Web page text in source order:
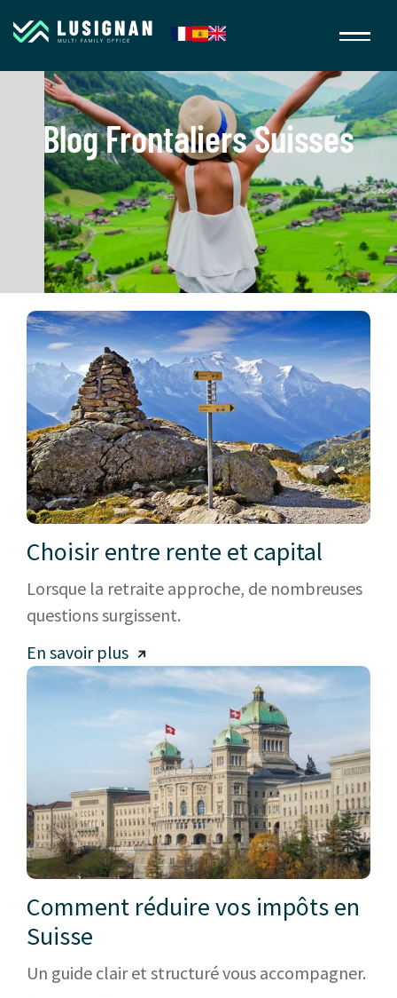
Blog Frontaliers Suisses
Choisir entre rente et capital
Lorsque la retraite approche, de nombreuses
questions surgissent.
En savoir plus
Comment réduire vos impôts en
Suisse
Un guide clair et structuré vous accompagner.